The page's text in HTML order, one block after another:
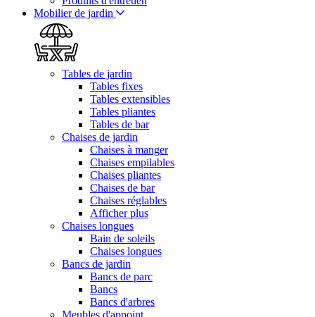
Mobilier de jardin
Tables de jardin
Tables fixes
Tables extensibles
Tables pliantes
Tables de bar
Chaises de jardin
Chaises à manger
Chaises empilables
Chaises pliantes
Chaises de bar
Chaises réglables
Afficher plus
Chaises longues
Bain de soleils
Chaises longues
Bancs de jardin
Bancs de parc
Bancs
Bancs d'arbres
Meubles d'appoint